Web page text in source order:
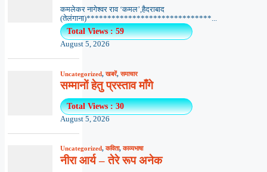
कमलेकर नागेश्वर राव ‘कमल’,हैदराबाद
(तेलंगाना)******************************...
Total Views : 59
August 5, 2026
Uncategorized,खबरें,समाचार
सम्मानों हेतु प्रस्ताव माँगे
Total Views : 30
August 5, 2026
Uncategorized,कविता,काव्यभाषा
नीरा आर्य – तेरे रूप अनेक